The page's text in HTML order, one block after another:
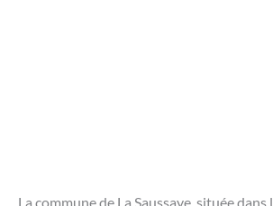
La commune de La Saussaye, située